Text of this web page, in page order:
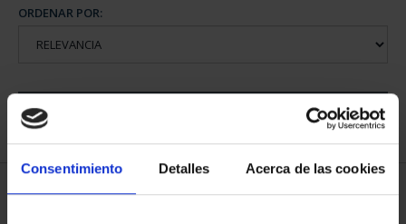
Consentimiento Detalles Acerca de las cookies
ORDENAR POR:
1 Productos encontrados